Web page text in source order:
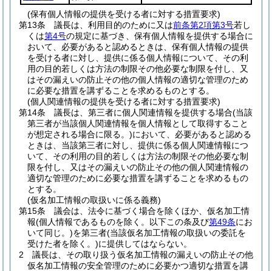
(保有個人情報の提供を受ける者に対する措置要求)
第13条
議長は、利用目的のために又は前条第2項第3号若し
くは第4号の規定に基づき、保有個人情報を提供する場合に
おいて、必要があると認めるときは、保有個人情報の提供
を受ける者に対し、提供に係る個人情報について、その利
用の目的若しくは方法の制限その他必要な制限を付し、又
はその漏えいの防止その他の個人情報の適切な管理のため
に必要な措置を講ずることを求めるものとする。
(個人関連情報の提供を受ける者に対する措置要求)
第14条
議長は、第三者に個人関連情報を提供する場合(当該
第三者が当該個人関連情報を個人情報として取得すること
が想定される場合に限る。)において、必要があると認める
ときは、当該第三者に対し、提供に係る個人関連情報につ
いて、その利用の目的若しくは方法の制限その他必要な制
限を付し、又はその漏えいの防止その他の個人関連情報の
適切な管理のために必要な措置を講ずることを求めるもの
とする。
(仮名加工情報の取扱いに係る義務)
第15条
議会は、法令に基づく場合を除くほか、仮名加工情
報(個人情報であるものを除く。以下この条及び第49条にお
いて同じ。)を第三者(当該仮名加工情報の取扱いの委託を
受けた者を除く。)に提供してはならない。
2
議長は、その取り扱う仮名加工情報の漏えいの防止その他
仮名加工情報の安全管理のために必要かつ適切な措置を講